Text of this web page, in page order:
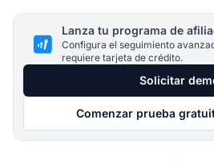
Lanza tu programa de
Configura el seguimiento
requiere tarjeta de crédito.
Solicitar
Comenzar prueba